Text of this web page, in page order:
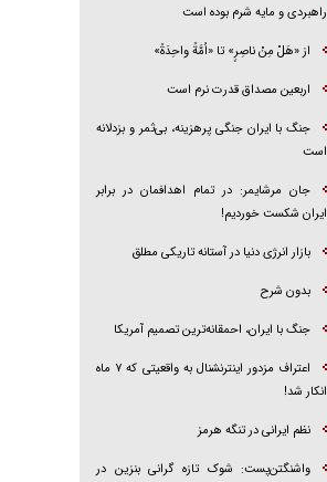
راهبردی و مایه شرم بوده است
از «هَلْ مِنْ ناصِرٍ» تا «اُمَّةً واحِدَةً»
اربعین مصداق قدرت نرم است
جنگ با ایران جنگی پرهزینه، بی‌ثمر و بزدلانه
است
جان مرشایمر: در تمام اهدافمان در برابر
ایران شکست خوردیم!
بازار انرژی دنیا در آستانه تاریکی مطلق
بدون شرح
جنگ با ایران، احمقانه‌ترین تصمیم آمریکا
اعتراف مزدور اینترنشنال به واقعیتی که ۷ ماه
انکار شد!
نظم ایرانی در تنگه هرمز
واشنگتن‌پست: شوک تازه گرانی بنزین در